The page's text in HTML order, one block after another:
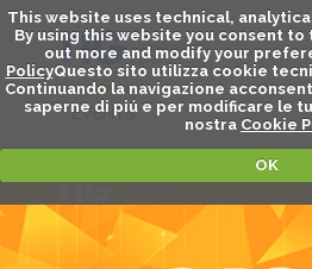
This website uses technical,
By using this website you consent
out more and modify your
PolicyQuesto sito utilizza cookie
Continuando la navigazione
saperne di piú e per modificare le
nostra Cookie
OK
EVENTS